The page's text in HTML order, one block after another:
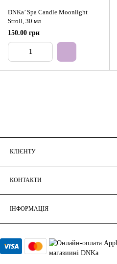
DNKa’ Spa Candle Moonlight
Stroll, 30 мл
150.00 грн
КЛІЄНТУ
КОНТАКТИ
ІНФОРМАЦІЯ